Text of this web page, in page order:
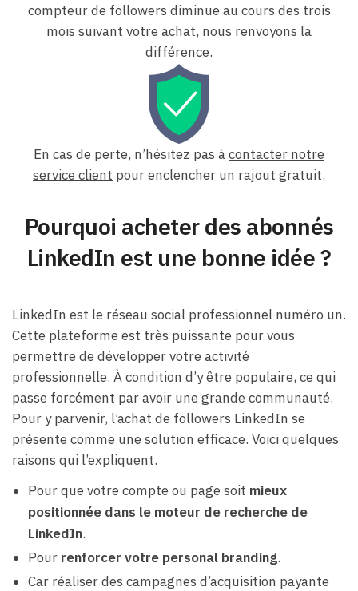
compteur de followers diminue au cours des trois
mois suivant votre achat, nous renvoyons la
différence.
En cas de perte, n’hésitez pas àcontacter notre
service client pour enclencher un rajout gratuit.
Pourquoi acheter des abonnés
LinkedIn est une bonne idée ?
LinkedIn est le réseau social professionnel numéro un.
Cette plateforme est très puissante pour vous
permettre de développer votre activité
professionnelle. À condition d’y être populaire, ce qui
passe forcément par avoir une grande communauté.
Pour y parvenir, l’achat de followers LinkedIn se
présente comme une solution efficace. Voici quelques
raisons qui l’expliquent.
Pour que votre compte ou page soit mieux
positionnée dans le moteur de recherche de
LinkedIn.
Pour renforcer votre personal branding.
Car réaliser des campagnes d’acquisition payante